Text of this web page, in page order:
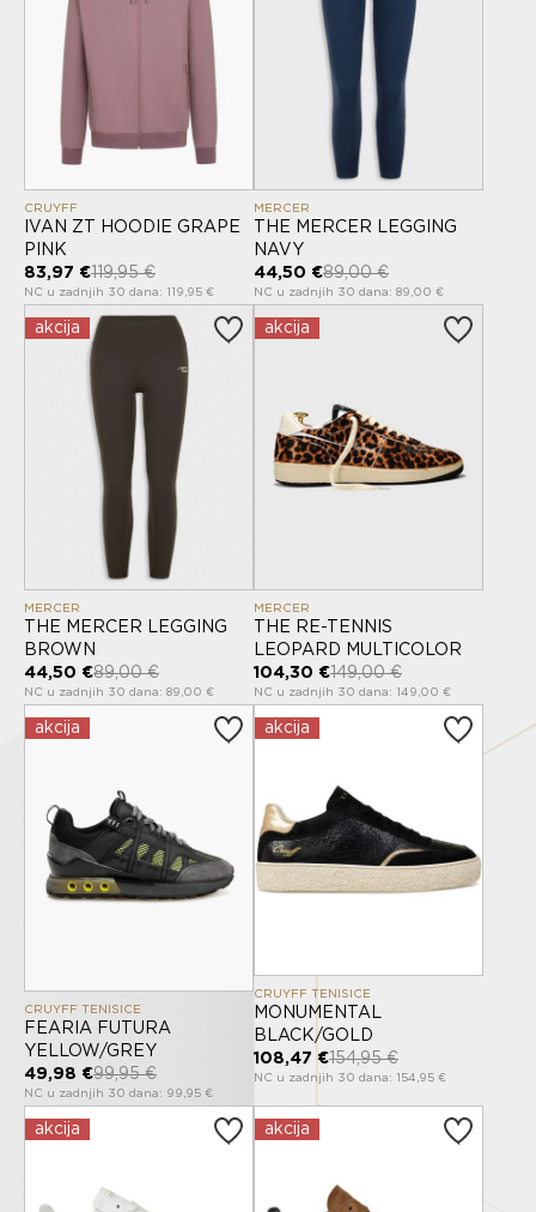
CRUYFF
IVAN ZT HOODIE GRAPE
PINK
83,97 €119,95 €
NC u zadnjih 30 dana: 119,95 €
MERCER
THE MERCER LEGGING
NAVY
44,50 €89,00 €
NC u zadnjih 30 dana: 89,00 €
akcija
MERCER
THE MERCER LEGGING
BROWN
44,50 €89,00 €
NC u zadnjih 30 dana: 89,00 €
akcija
MERCER
THE RE-TENNIS
LEOPARD MULTICOLOR
104,30 €149,00 €
NC u zadnjih 30 dana: 149,00 €
akcija
CRUYFF TENISICE
FEARIA FUTURA
YELLOW/GREY
49,98 €99,95 €
NC u zadnjih 30 dana: 99,95 €
akcija
CRUYFF TENISICE
MONUMENTAL
BLACK/GOLD
108,47 €154,95 €
NC u zadnjih 30 dana: 154,95 €
akcija akcija